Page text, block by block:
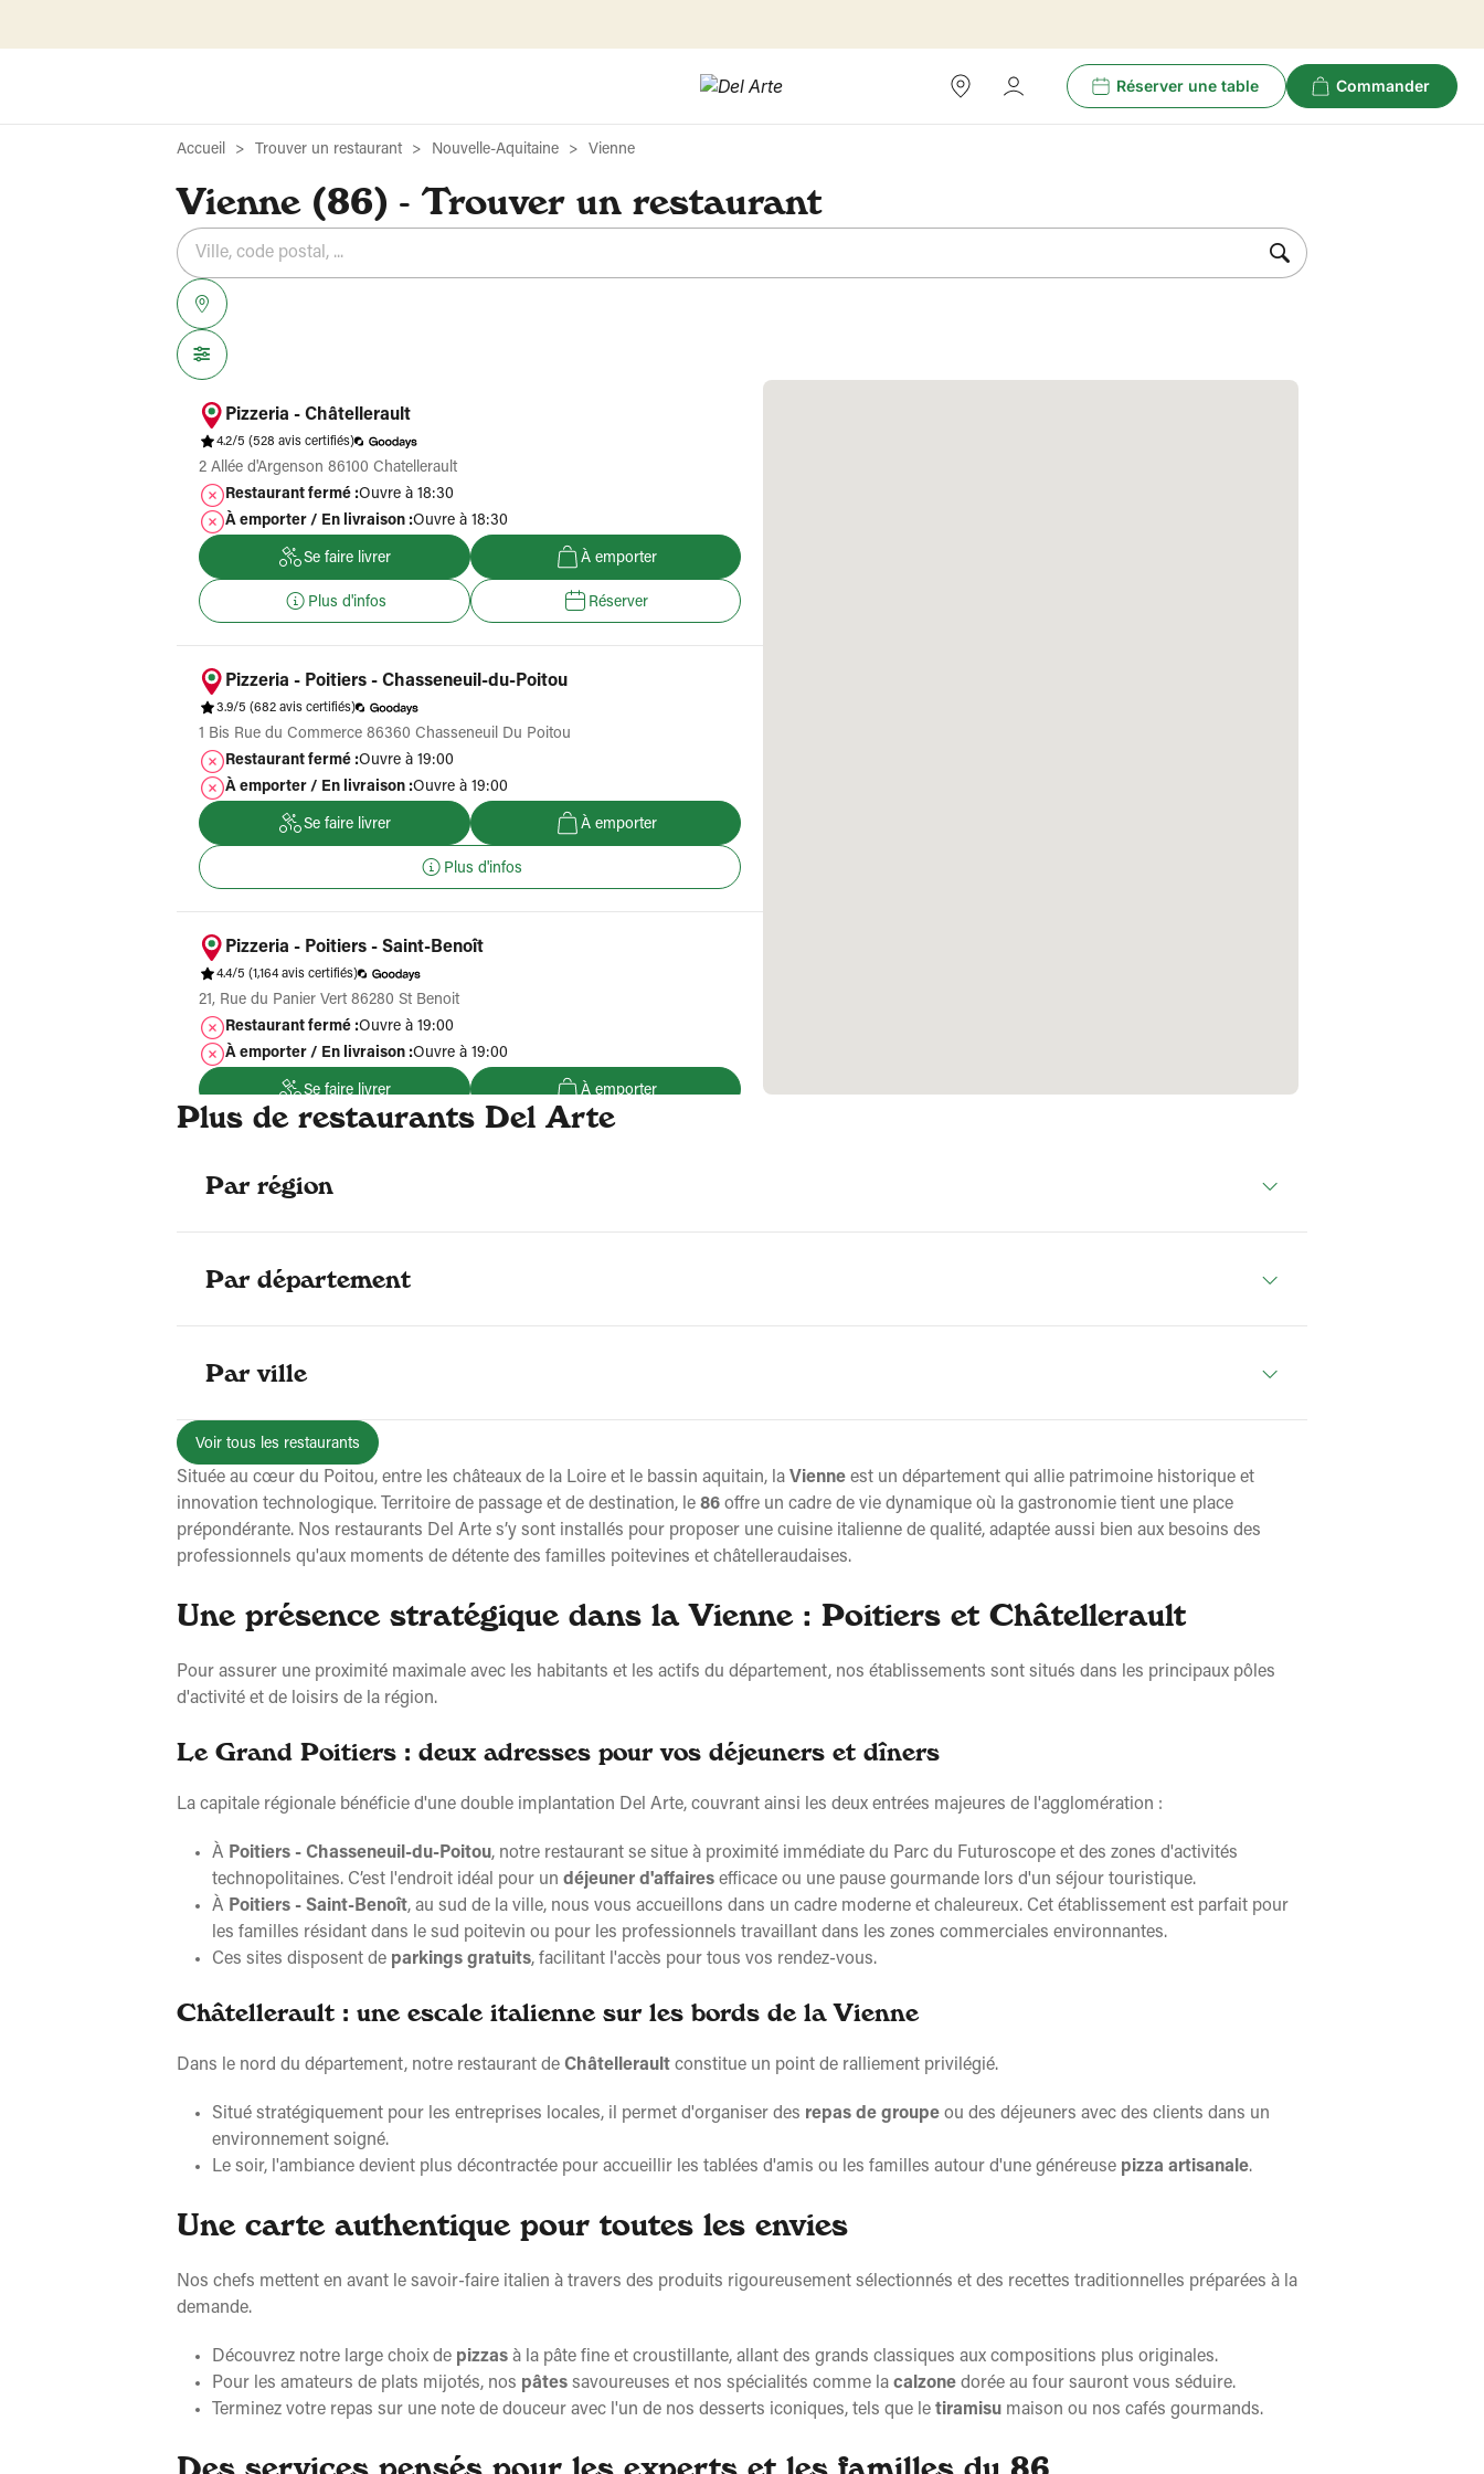
Réserver une table Commander
Accueil Trouver un restaurant Nouvelle-Aquitaine Vienne
Vienne (86) - Trouver un restaurant
Veuillez
renseigner
une
adresse
{{count}}
résultat(s)
trouvé(s)
Pizzeria - Châtellerault
4.2/5 (528 avis certifiés)
2 Allée d'Argenson 86100 Chatellerault
Restaurant fermé :Ouvre à 18:30
À emporter / En livraison :Ouvre à 18:30
Se faire livrer À emporter
Plus d'infos Réserver
Pizzeria - Poitiers - Chasseneuil-du-Poitou
3.9/5 (682 avis certifiés)
1 Bis Rue du Commerce 86360 Chasseneuil Du Poitou
Restaurant fermé :Ouvre à 19:00
À emporter / En livraison :Ouvre à 19:00
Se faire livrer À emporter
Plus d'infos
Pizzeria - Poitiers - Saint-Benoît
4.4/5 (1,164 avis certifiés)
21, Rue du Panier Vert 86280 St Benoit
Restaurant fermé :Ouvre à 19:00
À emporter / En livraison :Ouvre à 19:00
Se faire livrer À emporter
Plus de restaurants Del Arte
Par région
Par département
Par ville
Voir tous les restaurants
Située au cœur du Poitou, entre les châteaux de la Loire et le bassin aquitain, la Vienne est un département qui allie patrimoine historique et
innovation technologique. Territoire de passage et de destination, le 86 offre un cadre de vie dynamique où la gastronomie tient une place
prépondérante. Nos restaurants Del Arte s’y sont installés pour proposer une cuisine italienne de qualité, adaptée aussi bien aux besoins des
professionnels qu'aux moments de détente des familles poitevines et châtelleraudaises.
Une présence stratégique dans la Vienne : Poitiers et Châtellerault
Pour assurer une proximité maximale avec les habitants et les actifs du département, nos établissements sont situés dans les principaux pôles
d'activité et de loisirs de la région.
Le Grand Poitiers : deux adresses pour vos déjeuners et dîners
La capitale régionale bénéficie d'une double implantation Del Arte, couvrant ainsi les deux entrées majeures de l'agglomération :
À Poitiers - Chasseneuil-du-Poitou, notre restaurant se situe à proximité immédiate du Parc du Futuroscope et des zones d'activités
technopolitaines. C’est l'endroit idéal pour un déjeuner d'affaires efficace ou une pause gourmande lors d'un séjour touristique.
À Poitiers - Saint-Benoît, au sud de la ville, nous vous accueillons dans un cadre moderne et chaleureux. Cet établissement est parfait pour
les familles résidant dans le sud poitevin ou pour les professionnels travaillant dans les zones commerciales environnantes.
Ces sites disposent de parkings gratuits, facilitant l'accès pour tous vos rendez-vous.
Châtellerault : une escale italienne sur les bords de la Vienne
Dans le nord du département, notre restaurant de Châtellerault constitue un point de ralliement privilégié.
Situé stratégiquement pour les entreprises locales, il permet d'organiser des repas de groupe ou des déjeuners avec des clients dans un
environnement soigné.
Le soir, l'ambiance devient plus décontractée pour accueillir les tablées d'amis ou les familles autour d'une généreuse pizza artisanale.
Une carte authentique pour toutes les envies
Nos chefs mettent en avant le savoir-faire italien à travers des produits rigoureusement sélectionnés et des recettes traditionnelles préparées à la
demande.
Découvrez notre large choix de pizzas à la pâte fine et croustillante, allant des grands classiques aux compositions plus originales.
Pour les amateurs de plats mijotés, nos pâtes savoureuses et nos spécialités comme la calzone dorée au four sauront vous séduire.
Terminez votre repas sur une note de douceur avec l'un de nos desserts iconiques, tels que le tiramisu maison ou nos cafés gourmands.